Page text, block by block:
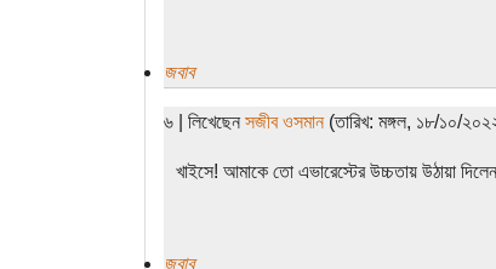
জবাব
৬ | লিখেছেন সজীব ওসমান(তারিখ: মঙ্গল, ১৮/১০/
খাইসে! আমাকে তো এভারেস্টের উচ্চতায় উঠায়া
জবাব